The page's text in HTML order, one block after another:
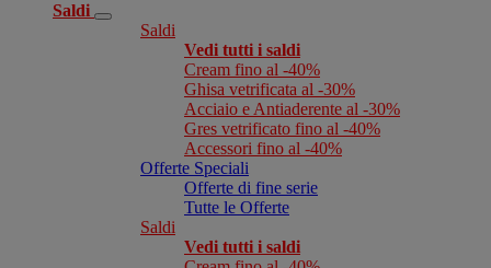
Saldi
Saldi
Vedi tutti i saldi
Cream fino al -40%
Ghisa vetrificata al -30%
Acciaio e Antiaderente al -30%
Gres vetrificato fino al -40%
Accessori fino al -40%
Offerte Speciali
Offerte di fine serie
Tutte le Offerte
Saldi
Vedi tutti i saldi